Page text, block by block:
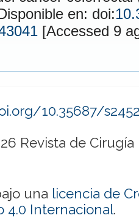
Disponible en: doi:
10.35687/
Revista de Cirugía
una licencia de
4.0 Internacional.